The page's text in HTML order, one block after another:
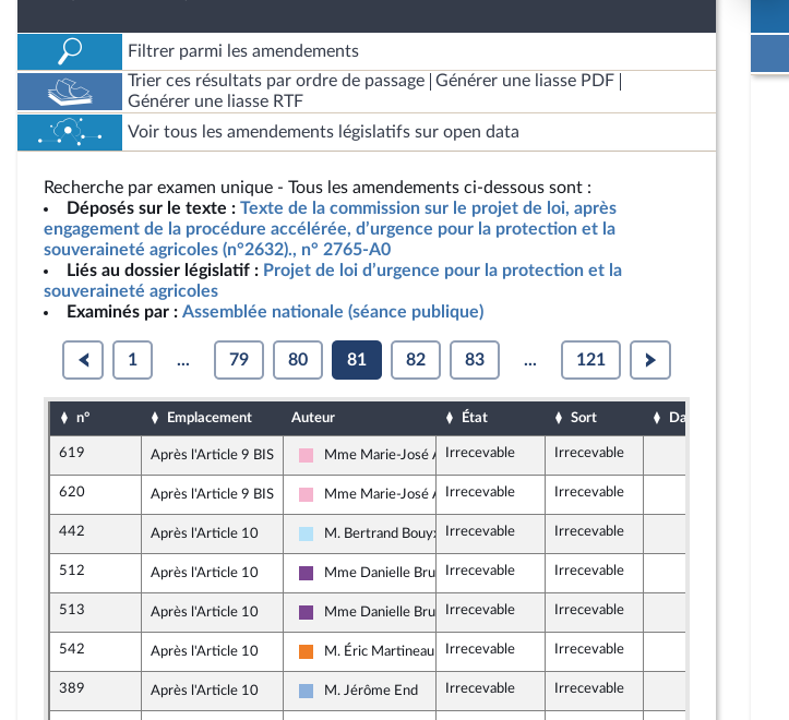
Filtrer parmi les amendements
Trier ces résultats par ordre de passage
Générer une liasse PDF
Générer une liasse RTF
Voir tous les amendements législatifs sur open data
Recherche par examen unique - Tous les amendements ci-dessous sont :
Déposés sur le texte : Texte de la commission sur le projet de loi, après
engagement de la procédure accélérée, d’urgence pour la protection et la
souveraineté agricoles (n°2632)., n° 2765-A0
Liés au dossier législatif : Projet de loi d’urgence pour la protection et la
souveraineté agricoles
Examinés par : Assemblée nationale (séance publique)
1 ... 79 80 81 82 83 ... 121
n° Emplacement Auteur État Sort Date d'examen
619 Après l'Article 9 BIS
Socialistes et apparentés
Mme Marie-José Allemand
Irrecevable Irrecevable
620 Après l'Article 9 BIS
Socialistes et apparentés
Mme Marie-José Allemand
Irrecevable Irrecevable
442 Après l'Article 10
Horizons & Indépendants
M. Bertrand Bouyx Irrecevable Irrecevable
512 Après l'Article 10
Ensemble pour la République
Mme Danielle BruleboisIrrecevable Irrecevable
513 Après l'Article 10
Ensemble pour la République
Mme Danielle BruleboisIrrecevable Irrecevable
542 Après l'Article 10
Les Démocrates
M. Éric Martineau Irrecevable Irrecevable
389 Après l'Article 10
Droite Républicaine
M. Jérôme End Irrecevable Irrecevable